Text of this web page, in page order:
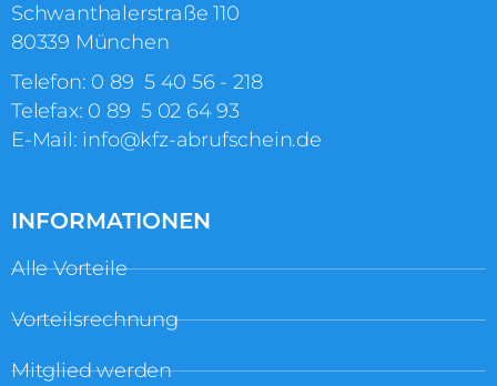
Schwanthalerstraße 110
80339 München
Telefon: 0 89 5 40 56 ‑ 218
Telefax: 0 89 5 02 64 93
E-Mail: info@kfz-abrufschein.de
INFORMATIONEN
Alle Vorteile
Vorteilsrechnung
Mitglied werden